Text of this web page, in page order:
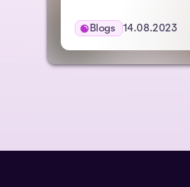
Blogs 14.08.2023